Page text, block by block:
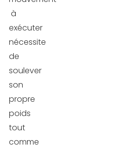
à
exécuter
nécessite
de
soulever
son
propre
poids
tout
comme